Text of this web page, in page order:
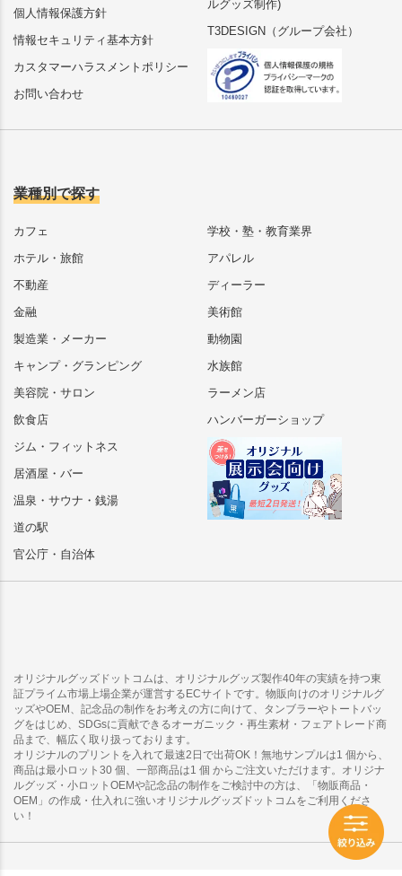
個人情報保護方針
情報セキュリティ基本方針
カスタマーハラスメントポリシー
お問い合わせ
ルグッズ制作)
T3DESIGN（グループ会社）
業種別で探す
カフェ
ホテル・旅館
不動産
金融
製造業・メーカー
キャンプ・グランピング
美容院・サロン
飲食店
ジム・フィットネス
居酒屋・バー
温泉・サウナ・銭湯
道の駅
官公庁・自治体
学校・塾・教育業界
アパレル
ディーラー
美術館
動物園
水族館
ラーメン店
ハンバーガーショップ
オリジナルグッズドットコムは、オリジナルグッズ製作40年の実績を持つ東
証プライム市場上場企業が運営するECサイトです。物販向けのオリジナルグ
ッズやOEM、記念品の制作をお考えの方に向けて、タンブラーやトートバッ
グをはじめ、SDGsに貢献できるオーガニック・再生素材・フェアトレード商
品まで、幅広く取り扱っております。
オリジナルのプリントを入れて最速2日で出荷OK！無地サンプルは1 個から、
商品は最小ロット30 個、一部商品は1 個 からご注文いただけます。オリジナ
ルグッズ・小ロットOEMや記念品の制作をご検討中の方は、「物販商品・
OEM」の作成・仕入れに強いオリジナルグッズドットコムをご利用くださ
い！